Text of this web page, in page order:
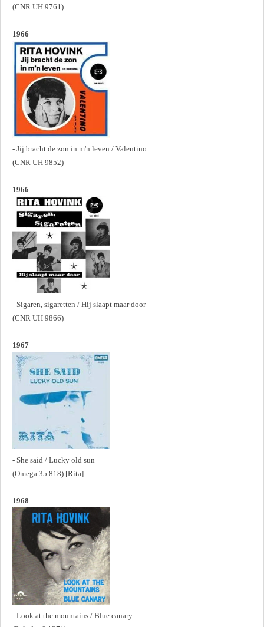
(CNR UH 9761)
1966
- Jij bracht de zon in m'n leven / Valentino
(CNR UH 9852)
1966
- Sigaren, sigaretten / Hij slaapt maar door
(CNR UH 9866)
1967
- She said / Lucky old sun
(Omega 35 818) [Rita]
1968
- Look at the mountains / Blue canary